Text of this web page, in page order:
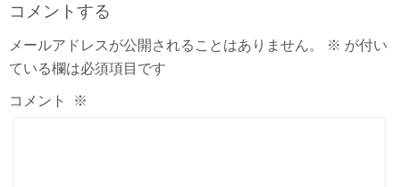
コメントする
メールアドレスが公開されることはありません。 ※ が付い
ている欄は必須項目です
コメント ※